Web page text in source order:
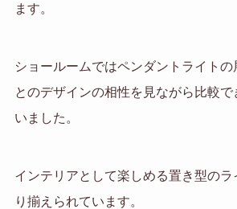
ます。
ショールームではペンダントライト
とのデザインの相性を見ながら比較で
いました。
インテリアとして楽しめる置き型のラ
り揃えられています。